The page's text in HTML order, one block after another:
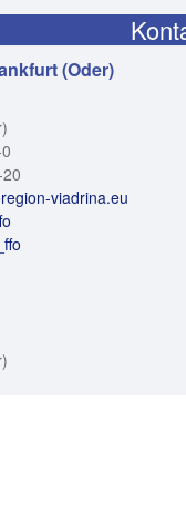
(Oder)
viadrina.eu